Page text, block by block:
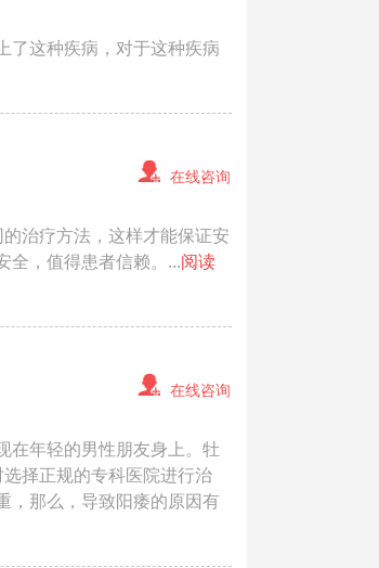
了这种疾病，对于这种疾病
在线咨询
治疗方法，这样才能保证安
全，值得患者信赖。...阅读
在线咨询
在年轻的男性朋友身上。牡
择正规的专科医院进行治
，那么，导致阳痿的原因有